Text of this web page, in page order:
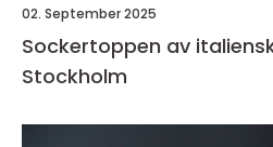
02. September 2025
Sockertoppen av
Stockholm